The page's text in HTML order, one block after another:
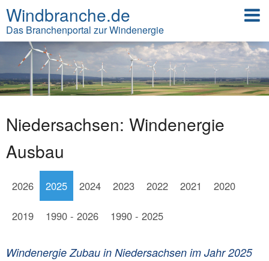
Windbranche.de
Das Branchenportal zur Windenergie
Niedersachsen: Windenergie
Ausbau
2026 2025 2024 2023 2022 2021 2020
2019 1990 - 2026 1990 - 2025
Windenergie Zubau in Niedersachsen im Jahr 2025